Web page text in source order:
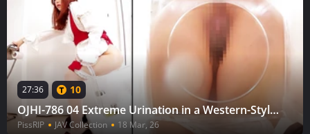
27:36 10
OJHI-786 04 Extreme Urination in a Western-Style Toilet: Buttocks Edition 2 - Buttocks Viewed Through a One-Way Mirror
PissRIP JAV Collection 18 Mar, 26